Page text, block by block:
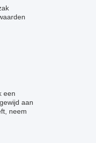
een
aan
neem